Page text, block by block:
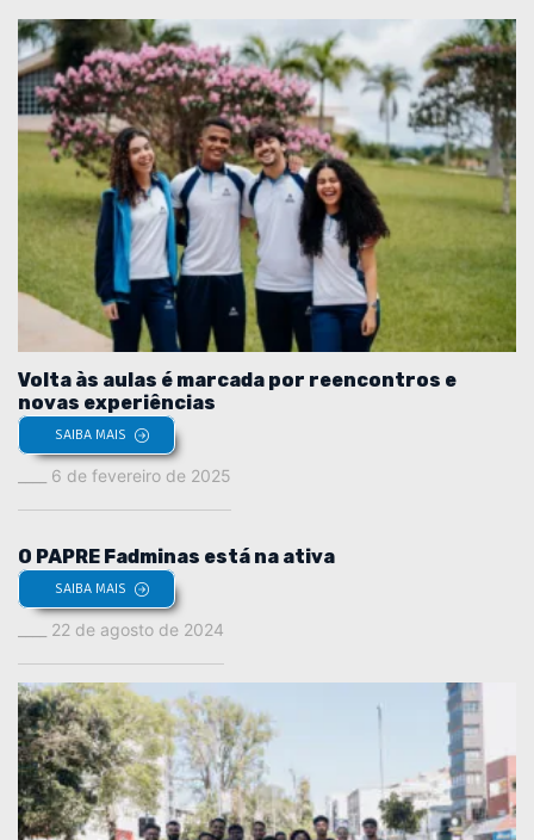
Volta às aulas é marcada por reencontros e
novas experiências
SAIBA MAIS
6 de fevereiro de 2025
O PAPRE Fadminas está na ativa
SAIBA MAIS
22 de agosto de 2024